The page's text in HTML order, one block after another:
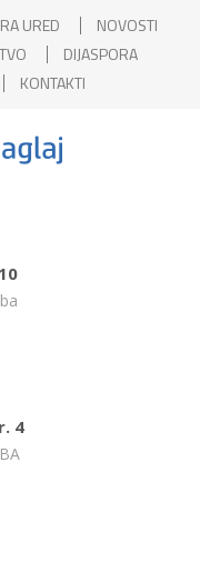
RA URED
NOVOSTI
DIJASPORA
KONTAKTI
4